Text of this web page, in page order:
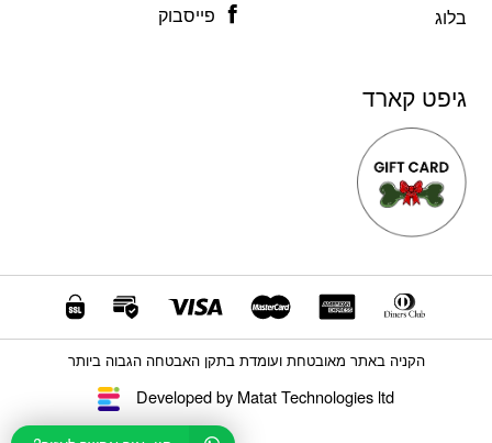
בלוג
פייסבוק
גיפט קארד
Developed by Matat Technologies ltd
הקניה באתר מאובטחת ועומדת בתקן האבטחה הגבוה ביותר